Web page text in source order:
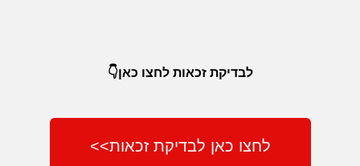
לבדיקת זכאות לחצו כאן👇
לחצו כאן לבדיקת זכאות>>